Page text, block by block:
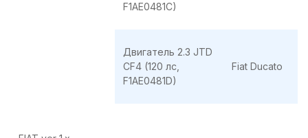
F1AE0481C)
Двигатель 2.3 JTD
CF4 (120 лс,
F1AE0481D)
Fiat Ducato